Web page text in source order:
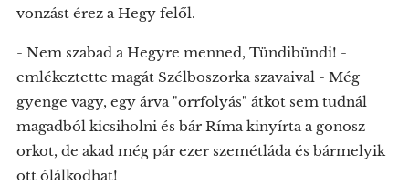
vonzást érez a Hegy felől.
- Nem szabad a Hegyre menned, Tündibündi! -
emlékeztette magát Szélboszorka szavaival - Még
gyenge vagy, egy árva "orrfolyás" átkot sem tudnál
magadból kicsiholni és bár Ríma kinyírta a gonosz
orkot, de akad még pár ezer szemétláda és bármelyik
ott ólálkodhat!